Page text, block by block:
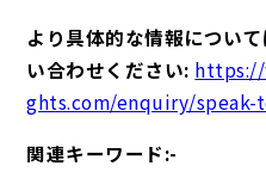
より具体的な情報につい
い合わせください: https://
ghts.com/enquiry/speak-
関連キーワード:-